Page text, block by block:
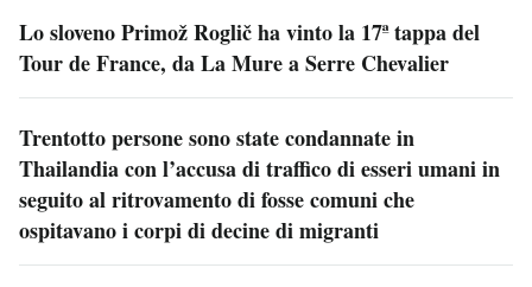
Lo sloveno Primož Roglič ha vinto la 17ª tappa del
Tour de France, da La Mure a Serre Chevalier
Trentotto persone sono state condannate in
Thailandia con l’accusa di traffico di esseri umani in
seguito al ritrovamento di fosse comuni che
ospitavano i corpi di decine di migranti